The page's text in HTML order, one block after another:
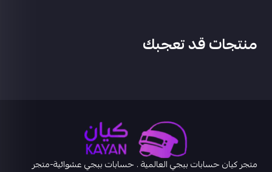
منتجات قد تعجبك
متجر كيان حسابات ببجي العالمية . حسابات ببجي عشوائية-متجر